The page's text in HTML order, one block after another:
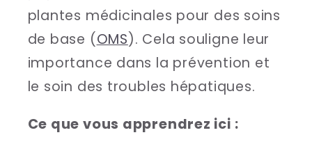
plantes médicinales pour des soins
de base (OMS). Cela souligne leur
importance dans la prévention et
le soin des troubles hépatiques.
Ce que vous apprendrez ici :